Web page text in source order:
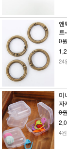
앤
트
0
24
미
자
0
4